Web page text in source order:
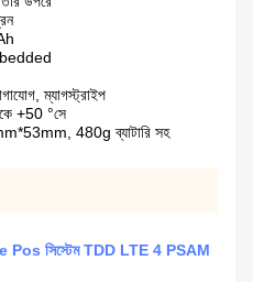
inbedded
ম্যাগস্ট্রাইপ
+50 °সে
480g ব্যাটারি সহ
সিস্টেম TDD LTE 4 PSAM